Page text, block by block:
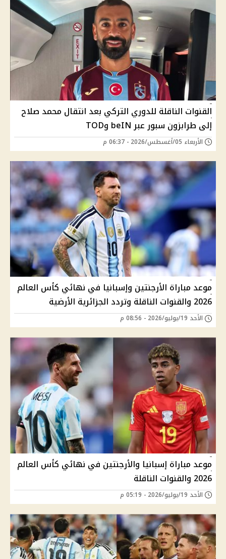
القنوات الناقلة للدوري التركي بعد انتقال محمد صلاح
إلى طرابزون سبور عبر beIN وTOD
الأربعاء 05/أغسطس/2026 - 06:37 م
موعد مباراة الأرجنتين وإسبانيا في نهائي كأس العالم
2026 والقنوات الناقلة وتردد الجزائرية الأرضية
الأحد 19/يوليو/2026 - 08:56 م
موعد مباراة إسبانيا والأرجنتين في نهائي كأس العالم
2026 والقنوات الناقلة
الأحد 19/يوليو/2026 - 05:19 م